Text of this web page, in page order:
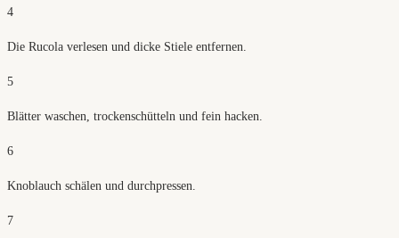
4
Die Rucola verlesen und dicke Stiele entfernen.
5
Blätter waschen, trockenschütteln und fein hacken.
6
Knoblauch schälen und durchpressen.
7